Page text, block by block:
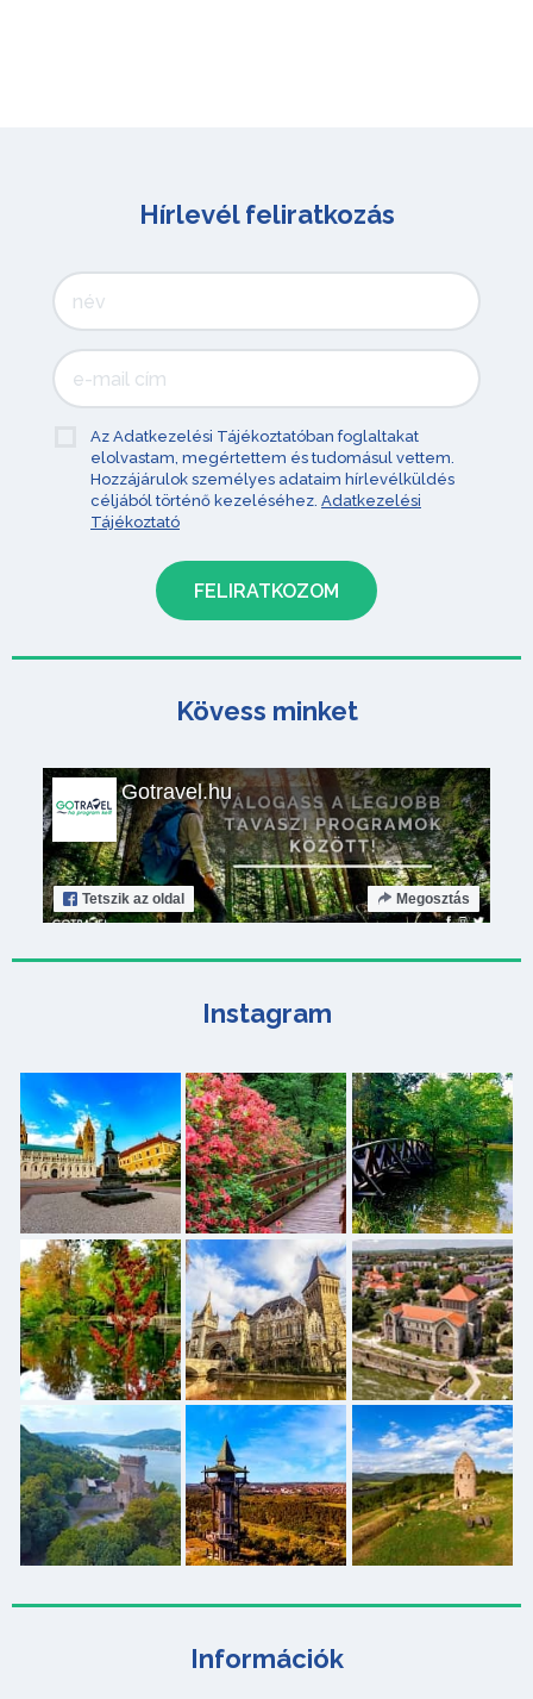
Információk
Hírlevél feliratkozás
Az Adatkezelési Tájékoztatóban foglaltakat
elolvastam, megértettem és tudomásul vettem.
Hozzájárulok személyes adataim hírlevélküldés
céljából történő kezeléséhez. Adatkezelési
Tájékoztató
Kövess minket
Gotravel.hu
Tetszik az oldal Megosztás
Instagram